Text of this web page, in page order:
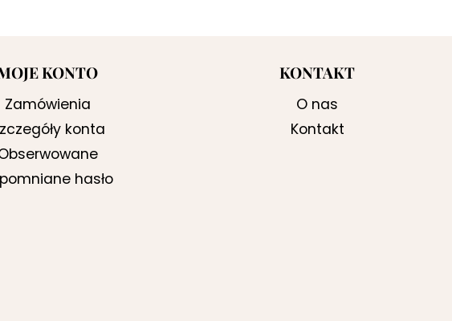
KONTO
Zamówienia
konta
hasło
KONTAKT
O nas
Kontakt